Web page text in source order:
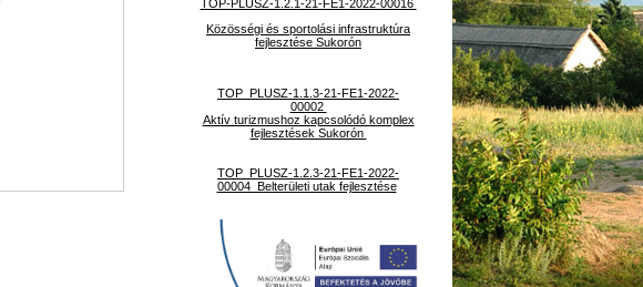
TOP-PLUSZ-1.2.1-21-FE1-2022-00016
Közösségi és sportolási infrastruktúra
fejlesztése Sukorón
TOP_PLUSZ-1.1.3-21-FE1-2022-
00002
Aktív turizmushoz kapcsolódó komplex
fejlesztések Sukorón
TOP_PLUSZ-1.2.3-21-FE1-2022-
00004 Belterületi utak fejlesztése